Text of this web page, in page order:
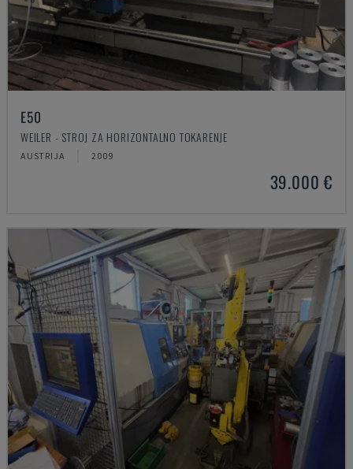
E50
WEILER - STROJ ZA HORIZONTALNO TOKARENJE
AUSTRIJA 2009
39.000 €